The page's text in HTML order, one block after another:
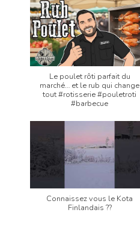
Le poulet rôti parfait du
marché… et le rub qui change
tout #rotisserie #pouletroti
#barbecue
Connaissez vous le Kota
Finlandais ??